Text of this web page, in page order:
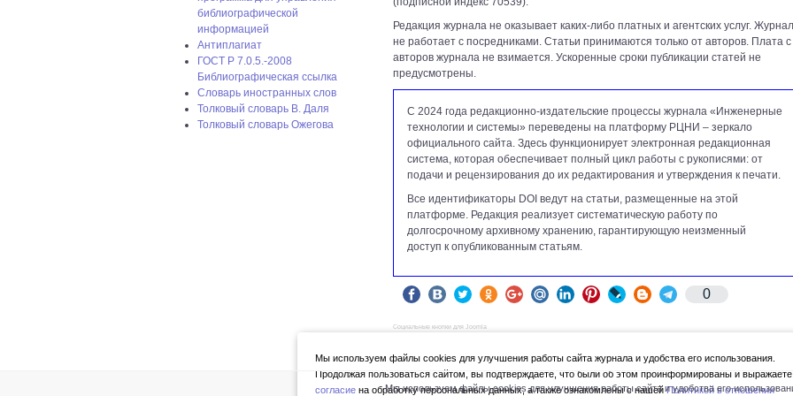
библиографической
информацией
Антиплагиат
ГОСТ P 7.0.5.-2008
Библиографическая ссылка
Словарь иностранных слов
Толковый словарь В. Даля
Толковый словарь Ожегова
Редакция журнала не оказывает каких-либо платных и агентских услуг. Журнал
не работает с посредниками. Статьи принимаются только от авторов. Плата с
авторов журнала не взимается. Ускоренные сроки публикации статей не
предусмотрены.
С 2024 года редакционно-издательские процессы журнала «Инженерные
технологии и системы» переведены на платформу РЦНИ – зеркало
официального сайта. Здесь функционирует электронная редакционная
система, которая обеспечивает полный цикл работы с рукописями: от
подачи и рецензирования до их редактирования и утверждения к печати.
Все идентификаторы DOI ведут на статьи, размещенные на этой
платформе. Редакция реализует систематическую работу по
долгосрочному архивному хранению, гарантирующую неизменный
доступ к опубликованным статьям.
0
Социальные кнопки для Joomla
Мы используем файлы cookies для улучшения работы сайта журнала и удобства его использования.
Продолжая пользоваться сайтом, вы подтверждаете, что были об этом проинформированы и
согласие на обработку персональных данных, а также ознакомлены с нашейПолитикой в отношении
Мы используем файлы cookies для улучшения работы сайта и удобства его